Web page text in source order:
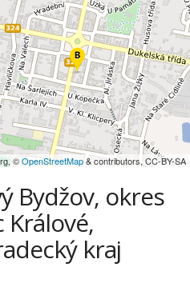
©OpenStreetMap& contributors, CC-BY-SA
Bydžov, okres
Králové,
kraj